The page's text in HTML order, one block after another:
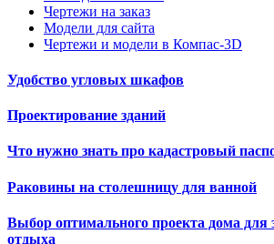
Чертежи на заказ
Модели для сайта
Чертежи и модели в Компас-3D
Удобство угловых шкафов
Проектирование зданий
Что нужно знать про кадастровый
Раковины на столешницу для ванной
Выбор оптимального проекта дома для
отдыха